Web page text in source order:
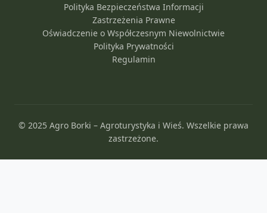
Polityka Bezpieczeństwa Informacji
Zastrzeżenia Prawne
Oświadczenie o Współczesnym Niewolnictwie
Polityka Prywatności
Regulamin
© 2025 Agro Borki – Agroturystyka i Wieś. Wszelkie prawa
zastrzeżone.